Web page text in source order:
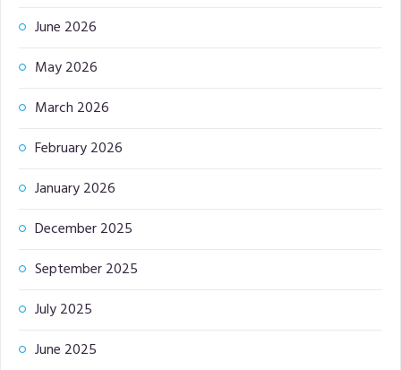
June 2026
May 2026
March 2026
February 2026
January 2026
December 2025
September 2025
July 2025
June 2025